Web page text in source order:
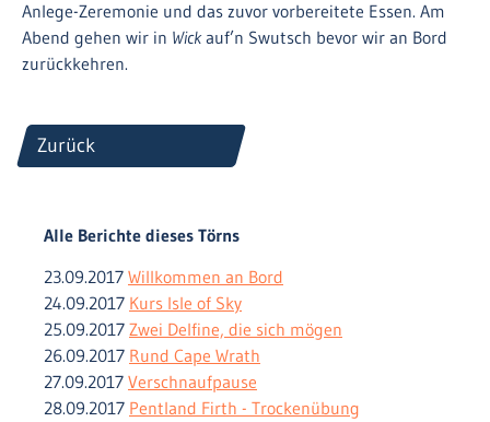
Anlege-Zeremonie und das zuvor vorbereitete Essen. Am
Abend gehen wir in Wickauf’n Swutsch bevor wir an Bord
zurückkehren.
Zurück
Alle Berichte dieses Törns
23.09.2017 Willkommen an Bord
24.09.2017 Kurs Isle of Sky
25.09.2017 Zwei Delfine, die sich mögen
26.09.2017 Rund Cape Wrath
27.09.2017 Verschnaufpause
28.09.2017 Pentland Firth - Trockenübung